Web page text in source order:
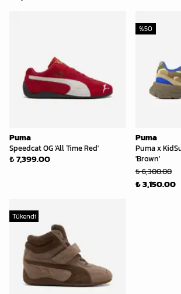
Puma
Speedcat OG 'All Time Red'
₺ 7,399.00
Puma
Puma x
'Brown'
%50
₺ 6,300.00
₺ 3,150.00
Tükendi